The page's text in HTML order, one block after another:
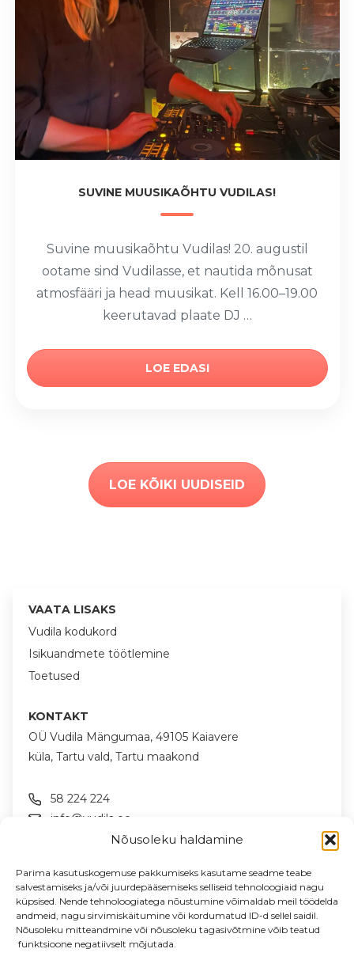
Nõusoleku haldamine
Parima kasutuskogemuse pakkumiseks kasutame seadme teabe
salvestamiseks ja/või juurdepääsemiseks selliseid tehnoloogiaid nagu
küpsised. Nende tehnoloogiatega nõustumine võimaldab meil töödelda
andmeid, nagu sirvimiskäitumine või kordumatud ID-d sellel saidil.
Nõusoleku mitteandmine või nõusoleku tagasivõtmine võib teatud
funktsioone negatiivselt mõjutada.
SUVINE MUUSIKAÕHTU VUDILAS!
Suvine muusikaõhtu Vudilas! 20. augustil
ootame sind Vudilasse, et nautida mõnusat
atmosfääri ja head muusikat. Kell 16.00–19.00
keerutavad plaate DJ …
LOE EDASI
LOE KÕIKI UUDISEID
VAATA LISAKS
Vudila kodukord
Isikuandmete töötlemine
Toetused
KONTAKT
OÜ Vudila Mängumaa, 49105 Kaiavere
küla, Tartu vald, Tartu maakond
58 224 224
info@vudila.ee
LIITU UUDISKIRJAGA
Uudised & pakkumised sinu meilile